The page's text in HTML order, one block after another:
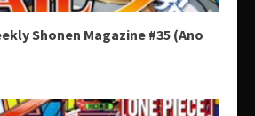
Shonen Magazine #35 (Ano